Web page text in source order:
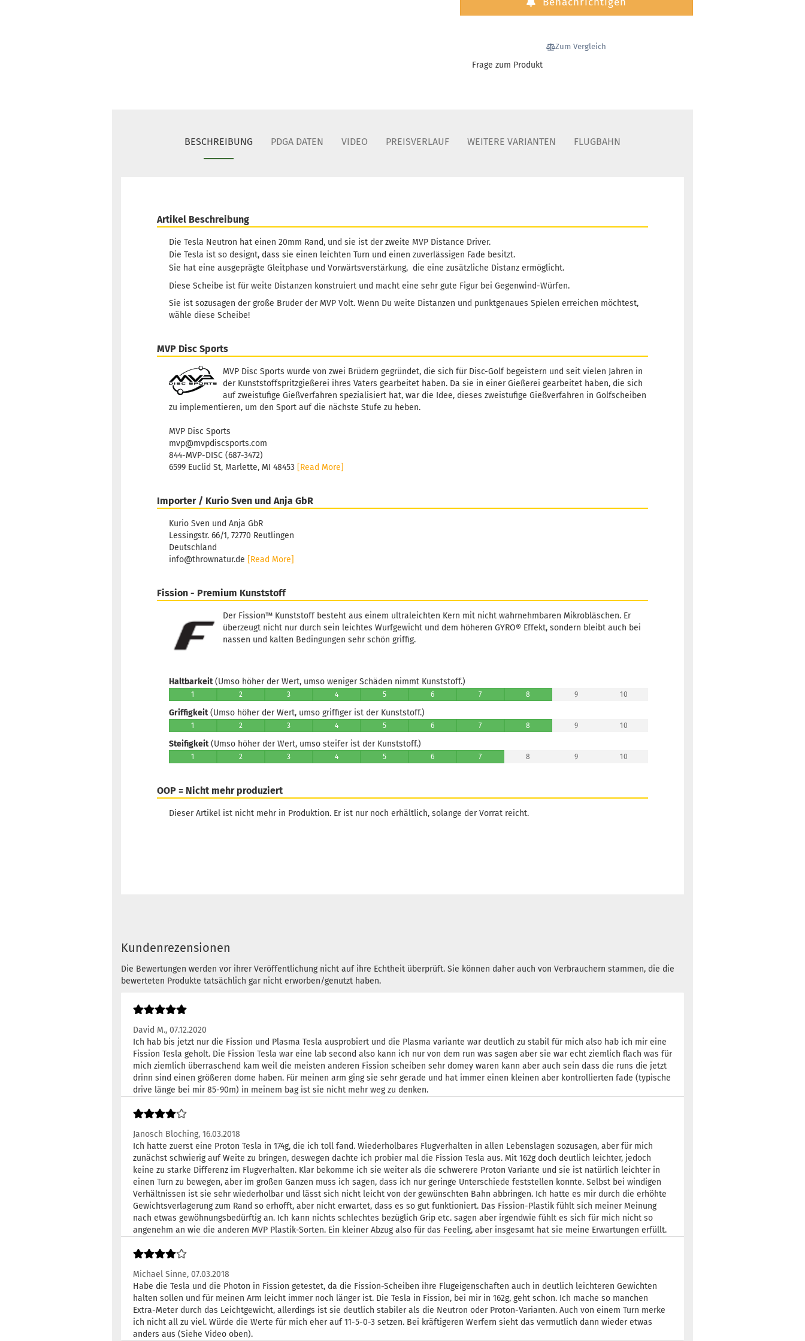
Zum Vergleich
Frage zum Produkt
BESCHREIBUNG PDGA DATEN VIDEO PREISVERLAUF WEITERE VARIANTEN FLUGBAHN
Artikel Beschreibung
Die Tesla Neutron hat einen 20mm Rand, und sie ist der zweite MVP Distance Driver.
Die Tesla ist so designt, dass sie einen leichten Turn und einen zuverlässigen Fade besitzt.
Sie hat eine ausgeprägte Gleitphase und Vorwärtsverstärkung, die eine zusätzliche Distanz ermöglicht.
Diese Scheibe ist für weite Distanzen konstruiert und macht eine sehr gute Figur bei Gegenwind-Würfen.
Sie ist sozusagen der große Bruder der MVP Volt. Wenn Du weite Distanzen und punktgenaues Spielen erreichen möchtest,
wähle diese Scheibe!
MVP Disc Sports
MVP Disc Sports wurde von zwei Brüdern gegründet, die sich für Disc-Golf begeistern und seit vielen Jahren in
der Kunststoffspritzgießerei ihres Vaters gearbeitet haben. Da sie in einer Gießerei gearbeitet haben, die sich
auf zweistufige Gießverfahren spezialisiert hat, war die Idee, dieses zweistufige Gießverfahren in Golfscheiben
zu implementieren, um den Sport auf die nächste Stufe zu heben.
MVP Disc Sports
mvp@mvpdiscsports.com
844-MVP-DISC (687-3472)
6599 Euclid St, Marlette, MI 48453 [Read More]
Importer / Kurio Sven und Anja GbR
Kurio Sven und Anja GbR
Lessingstr. 66/1, 72770 Reutlingen
Deutschland
info@thrownatur.de [Read More]
Fission - Premium Kunststoff
Der Fission™ Kunststoff besteht aus einem ultraleichten Kern mit nicht wahrnehmbaren Mikrobläschen. Er
überzeugt nicht nur durch sein leichtes Wurfgewicht und dem höheren GYRO® Effekt, sondern bleibt auch bei
nassen und kalten Bedingungen sehr schön griffig.
Haltbarkeit(Umso höher der Wert, umso weniger Schäden nimmt Kunststoff.)
1 2 3 4 5 6 7 8 9 10
Griffigkeit(Umso höher der Wert, umso griffiger ist der Kunststoff.)
1 2 3 4 5 6 7 8 9 10
Steifigkeit(Umso höher der Wert, umso steifer ist der Kunststoff.)
1 2 3 4 5 6 7 8 9 10
OOP = Nicht mehr produziert
Dieser Artikel ist nicht mehr in Produktion. Er ist nur noch erhältlich, solange der Vorrat reicht.
Kundenrezensionen
Die Bewertungen werden vor ihrer Veröffentlichung nicht auf ihre Echtheit überprüft. Sie können daher auch von Verbrauchern stammen, die die
bewerteten Produkte tatsächlich gar nicht erworben/genutzt haben.
David M., 07.12.2020
Ich hab bis jetzt nur die Fission und Plasma Tesla ausprobiert und die Plasma variante war deutlich zu stabil für mich also hab ich mir eine
Fission Tesla geholt. Die Fission Tesla war eine lab second also kann ich nur von dem run was sagen aber sie war echt ziemlich flach was für
mich ziemlich überraschend kam weil die meisten anderen Fission scheiben sehr domey waren kann aber auch sein dass die runs die jetzt
drinn sind einen größeren dome haben. Für meinen arm ging sie sehr gerade und hat immer einen kleinen aber kontrollierten fade (typische
drive länge bei mir 85-90m) in meinem bag ist sie nicht mehr weg zu denken.
Janosch Bloching, 16.03.2018
Ich hatte zuerst eine Proton Tesla in 174g, die ich toll fand. Wiederholbares Flugverhalten in allen Lebenslagen sozusagen, aber für mich
zunächst schwierig auf Weite zu bringen, deswegen dachte ich probier mal die Fission Tesla aus. Mit 162g doch deutlich leichter, jedoch
keine zu starke Differenz im Flugverhalten. Klar bekomme ich sie weiter als die schwerere Proton Variante und sie ist natürlich leichter in
einen Turn zu bewegen, aber im großen Ganzen muss ich sagen, dass ich nur geringe Unterschiede feststellen konnte. Selbst bei windigen
Verhältnissen ist sie sehr wiederholbar und lässt sich nicht leicht von der gewünschten Bahn abbringen. Ich hatte es mir durch die erhöhte
Gewichtsverlagerung zum Rand so erhofft, aber nicht erwartet, dass es so gut funktioniert. Das Fission-Plastik fühlt sich meiner Meinung
nach etwas gewöhnungsbedürftig an. Ich kann nichts schlechtes bezüglich Grip etc. sagen aber irgendwie fühlt es sich für mich nicht so
angenehm an wie die anderen MVP Plastik-Sorten. Ein kleiner Abzug also für das Feeling, aber insgesamt hat sie meine Erwartungen erfüllt.
Michael Sinne, 07.03.2018
Habe die Tesla und die Photon in Fission getestet, da die Fission-Scheiben ihre Flugeigenschaften auch in deutlich leichteren Gewichten
halten sollen und für meinen Arm leicht immer noch länger ist. Die Tesla in Fission, bei mir in 162g, geht schon. Ich mache so manchen
Extra-Meter durch das Leichtgewicht, allerdings ist sie deutlich stabiler als die Neutron oder Proton-Varianten. Auch von einem Turn merke
ich nicht all zu viel. Würde die Werte für mich eher auf 11-5-0-3 setzen. Bei kräftigeren Werfern sieht das vermutlich dann wieder etwas
anders aus (Siehe Video oben).